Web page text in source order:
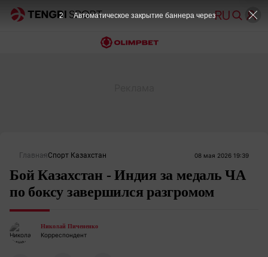
Главная Спорт Казахстан 08 мая 2026 19:39
Бой Казахстан - Индия за медаль ЧА
по боксу завершился разгромом
Николай Пичененко
Корреспондент
2 Автоматическое закрытие баннера через